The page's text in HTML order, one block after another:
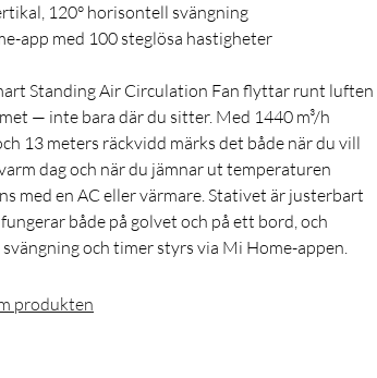
120° horisontell svängning
app med 100 steglösa hastigheter
Standing Air Circulation Fan flyttar runt luften
— inte bara där du sitter. Med 1440 m³/h
13 meters räckvidd märks det både när du vill
dag och när du jämnar ut temperaturen
med en AC eller värmare. Stativet är justerbart
både på golvet och på ett bord, och
och timer styrs via Mi Home-appen.
produkten